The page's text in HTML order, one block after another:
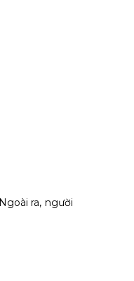
ra, người